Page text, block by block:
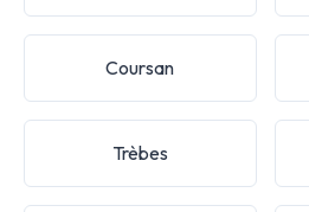
Coursan
Trèbes